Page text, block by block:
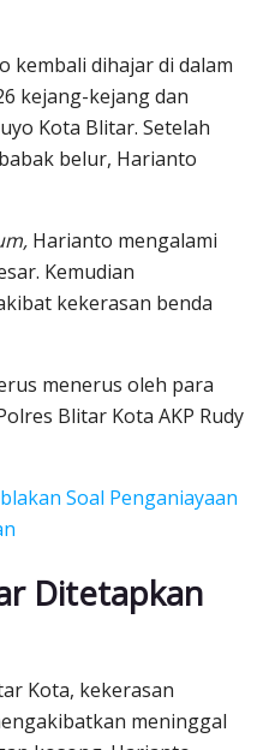
kembali dihajar di dalam
kejang-kejang dan
Kota Blitar. Setelah
belur, Harianto
Harianto mengalami
Kemudian
kekerasan benda
menerus oleh para
Blitar Kota AKP Rudy
Soal Penganiayaan
Ditetapkan
Kota, kekerasan
meninggal